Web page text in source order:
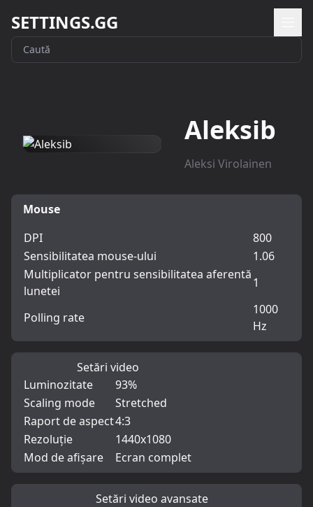
SETTINGS.GG
Aleksib
Aleksi Virolainen
Mouse
DPI
800
Sensibilitatea mouse-ului
1.06
Multiplicator pentru sensibilitatea aferentă
lunetei
1
Polling rate
1000
Hz
Setări video
Luminozitate
93%
Scaling mode
Stretched
Raport de aspect4:3
Rezoluție
1440x1080
Mod de afișare
Ecran complet
Setări video avansate